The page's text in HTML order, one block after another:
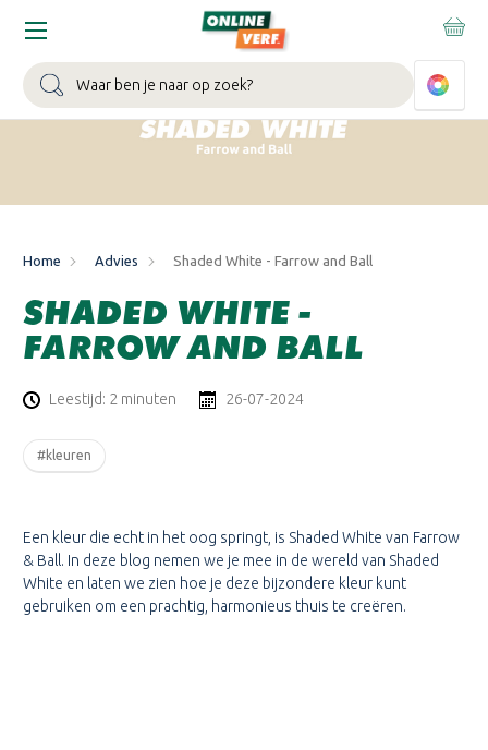
Zoeken
WIN EEN BALLONVAART:Bij besteding vanaf €100,- aan Sikkens
muurverf en/of lak.
Bekijk actie >
Home Advies Shaded White - Farrow and Ball
SHADED WHITE -
FARROW AND BALL
Leestijd: 2 minuten 26-07-2024
#kleuren
Een kleur die echt in het oog springt, is Shaded White van Farrow
& Ball. In deze blog nemen we je mee in de wereld van Shaded
White en laten we zien hoe je deze bijzondere kleur kunt
gebruiken om een prachtig, harmonieus thuis te creëren.